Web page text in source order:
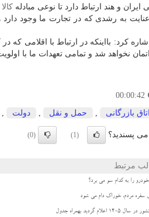
ایران و هند ارتباط دارد تا نوعی مبادله كالا
به رشدی كه در تجارت ما وجود دارد
كرد: بااینكه در ارتباط با اقلامی
نخواهد شد و تمامی تعهدات ما با
00:00:42
اتاق بازرگانی حمل و نقل دولت
پسندید؟ (1)
(0)
مرتبط
را به کدام سو می برد؟
سفره مردم، خوراک دام می شود
گردید بهمراه جدول